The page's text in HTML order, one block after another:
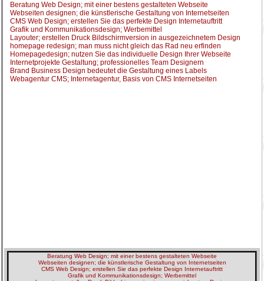
Beratung Web Design; mit einer bestens gestalteten Webseite
Webseiten designen; die künstlerische Gestaltung von Internetseiten
CMS Web Design; erstellen Sie das perfekte Design Internetauftritt
Grafik und Kommunikationsdesign; Werbemittel
Layouter; erstellen Druck Bildschirmversion in ausgezeichnetem Design
homepage redesign; man muss nicht gleich das Rad neu erfinden
Homepagedesign; nutzen Sie das individuelle Design Ihrer Webseite
Internetprojekte Gestaltung; professionelles Team Designern
Brand Business Design bedeutet die Gestaltung eines Labels
Webagentur CMS; Internetagentur, Basis von CMS Internetseiten
Beratung Web Design; mit einer bestens gestalteten Webseite
Webseiten designen; die künstlerische Gestaltung von Internetseiten
CMS Web Design; erstellen Sie das perfekte Design Internetauftritt
Grafik und Kommunikationsdesign; Werbemittel